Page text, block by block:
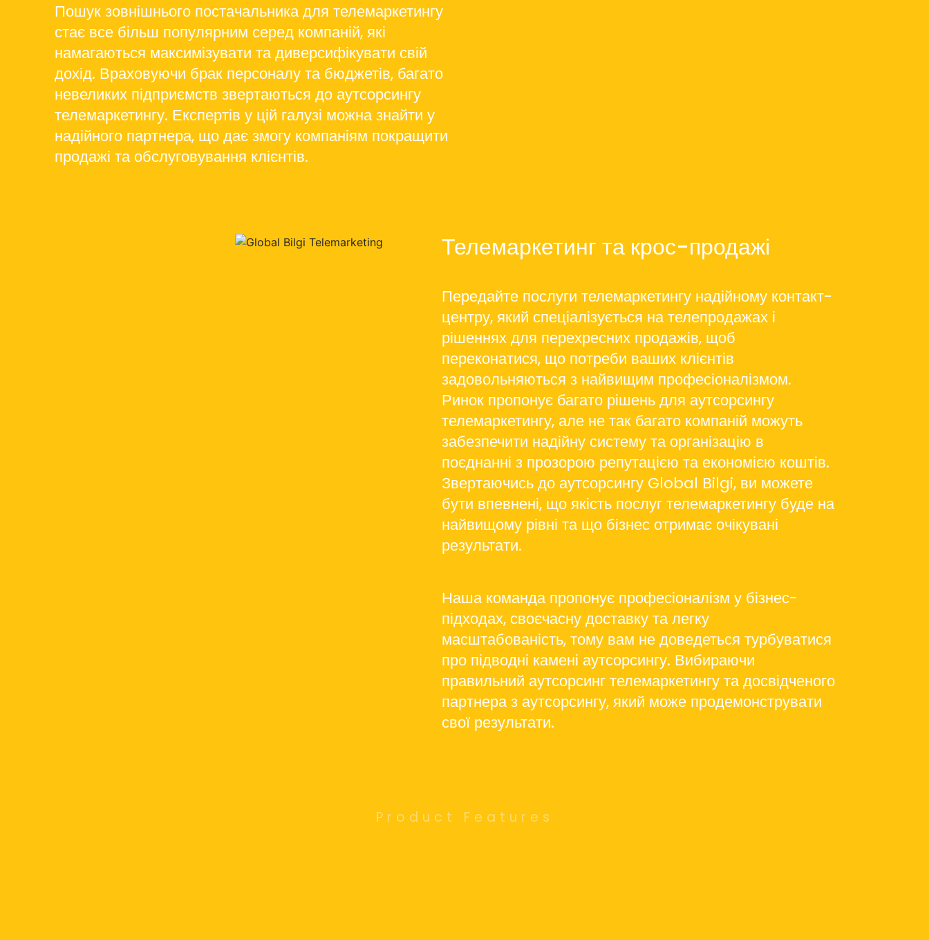
Пошук зовнішнього постачальника для телемаркетингу
стає все більш популярним серед компаній, які
намагаються максимізувати та диверсифікувати свій
дохід. Враховуючи брак персоналу та бюджетів, багато
невеликих підприємств звертаються до аутсорсингу
телемаркетингу. Експертів у цій галузі можна знайти у
надійного партнера, що дає змогу компаніям покращити
продажі та обслуговування клієнтів.
Телемаркетинг та крос-продажі
Передайте послуги телемаркетингу надійному контакт-
центру, який спеціалізується на телепродажах і
рішеннях для перехресних продажів, щоб
переконатися, що потреби ваших клієнтів
задовольняються з найвищим професіоналізмом.
Ринок пропонує багато рішень для аутсорсингу
телемаркетингу, але не так багато компаній можуть
забезпечити надійну систему та організацію в
поєднанні з прозорою репутацією та економією коштів.
Звертаючись до аутсорсингу Global Bilgi, ви можете
бути впевнені, що якість послуг телемаркетингу буде на
найвищому рівні та що бізнес отримає очікувані
результати.
Наша команда пропонує професіоналізм у бізнес-
підходах, своєчасну доставку та легку
масштабованість, тому вам не доведеться турбуватися
про підводні камені аутсорсингу. Вибираючи
правильний аутсорсинг телемаркетингу та досвідченого
партнера з аутсорсингу, який може продемонструвати
свої результати.
Product Features